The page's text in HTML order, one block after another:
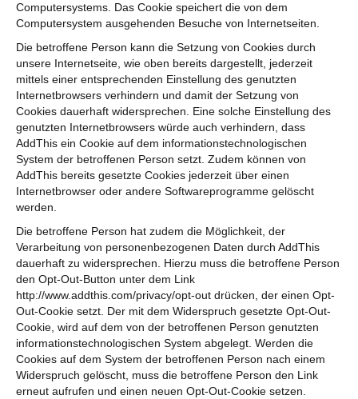
Computersystems. Das Cookie speichert die von dem
Computersystem ausgehenden Besuche von Internetseiten.
Die betroffene Person kann die Setzung von Cookies durch
unsere Internetseite, wie oben bereits dargestellt, jederzeit
mittels einer entsprechenden Einstellung des genutzten
Internetbrowsers verhindern und damit der Setzung von
Cookies dauerhaft widersprechen. Eine solche Einstellung des
genutzten Internetbrowsers würde auch verhindern, dass
AddThis ein Cookie auf dem informationstechnologischen
System der betroffenen Person setzt. Zudem können von
AddThis bereits gesetzte Cookies jederzeit über einen
Internetbrowser oder andere Softwareprogramme gelöscht
werden.
Die betroffene Person hat zudem die Möglichkeit, der
Verarbeitung von personenbezogenen Daten durch AddThis
dauerhaft zu widersprechen. Hierzu muss die betroffene Person
den Opt-Out-Button unter dem Link
http://www.addthis.com/privacy/opt-out drücken, der einen Opt-
Out-Cookie setzt. Der mit dem Widerspruch gesetzte Opt-Out-
Cookie, wird auf dem von der betroffenen Person genutzten
informationstechnologischen System abgelegt. Werden die
Cookies auf dem System der betroffenen Person nach einem
Widerspruch gelöscht, muss die betroffene Person den Link
erneut aufrufen und einen neuen Opt-Out-Cookie setzen.